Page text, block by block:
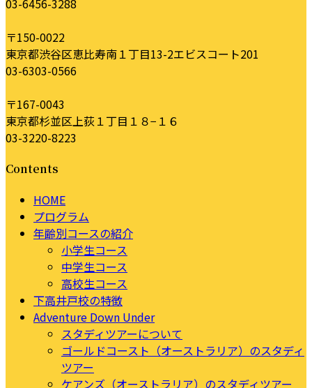
03-6456-3288
〒150-0022
東京都渋谷区恵比寿南１丁目13-2エビスコート201
03-6303-0566
〒167-0043
東京都杉並区上荻１丁目１８−１６
03-3220-8223
Contents
HOME
プログラム
年齢別コースの紹介
小学生コース
中学生コース
高校生コース
下高井戸校の特徴
Adventure Down Under
スタディツアーについて
ゴールドコースト（オーストラリア）のスタディ
ツアー
ケアンズ（オーストラリア）のスタディツアー